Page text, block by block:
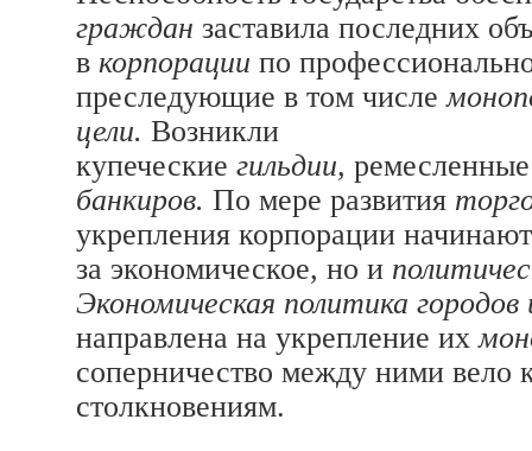
граждан заставила последних
в корпорации по
преследующие в том числе
цели. Возникли
купеческие гильдии,
банкиров. По мере развития
укрепления корпорации
за экономическое, но и
Экономическая политика
направлена на укрепление их
соперничество между ними вело
столкновениям.